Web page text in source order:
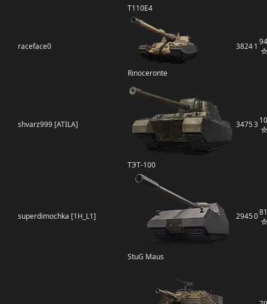
T110E4
raceface0
Rinoceronte
38241
shvarz999 [ATILA]
ТЭТ-100
34753
superdimochka [1H_L1]
StuG Maus
29450